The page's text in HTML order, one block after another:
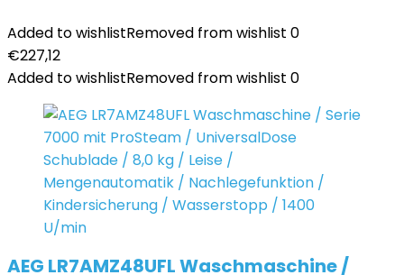
Added to wishlistRemoved from wishlist 0
€227,12
Added to wishlistRemoved from wishlist 0
AEG LR7AMZ48UFL Waschmaschine /